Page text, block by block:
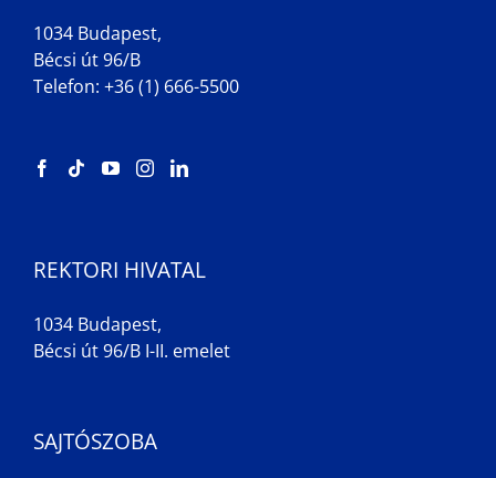
1034 Budapest,
Bécsi út 96/B
Telefon: +36 (1) 666-5500
REKTORI HIVATAL
1034 Budapest,
Bécsi út 96/B I-II. emelet
SAJTÓSZOBA